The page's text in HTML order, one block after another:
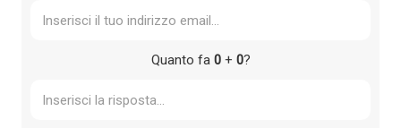
Quanto fa 0+ 0?